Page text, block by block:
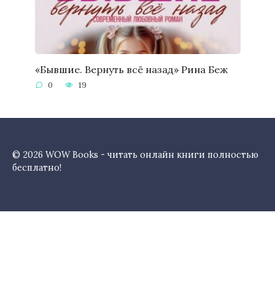
«Бывшие. Вернуть всё назад» Рина Беж
0 19
© 2026 WOW Books - читать онлайн книги полностью
бесплатно!